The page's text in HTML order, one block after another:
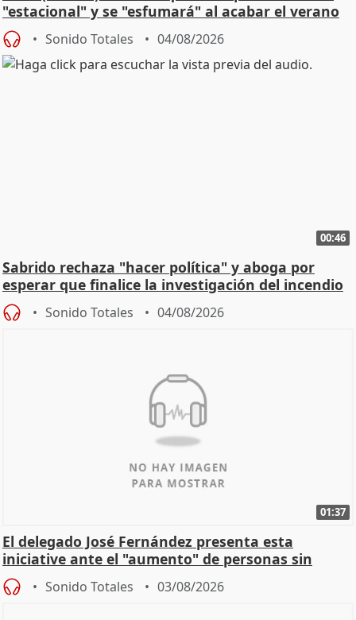
"estacional" y se "esfumará" al acabar el verano
Sonido Totales 04/08/2026
00:46
Sabrido rechaza "hacer política" y aboga por
esperar que finalice la investigación del incendio
Sonido Totales 04/08/2026
01:37
El delegado José Fernández presenta esta
iniciative ante el "aumento" de personas sin
hogar en Madri
Sonido Totales 03/08/2026